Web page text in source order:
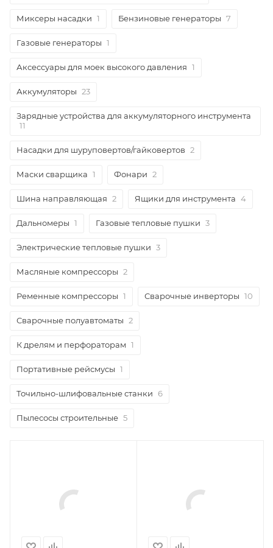
Миксеры насадки 1 Бензиновые генераторы 7
Газовые генераторы 1
Аксессуары для моек высокого давления 1
Аккумуляторы 23
Зарядные устройства для аккумуляторного инструмента
11
Насадки для шуруповертов/гайковертов 2
Маски сварщика 1 Фонари 2
Шина направляющая 2 Ящики для инструмента 4
Дальномеры 1 Газовые тепловые пушки 3
Электрические тепловые пушки 3
Масляные компрессоры 2
Ременные компрессоры 1 Сварочные инверторы 10
Сварочные полуавтоматы 2
К дрелям и перфораторам 1
Портативные рейсмусы 1
Точильно-шлифовальные станки 6
Пылесосы строительные 5